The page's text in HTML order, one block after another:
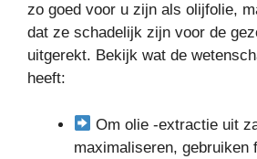
zo goed voor u zijn als olijfolie,
dat ze schadelijk zijn voor de
uitgerekt. Bekijk wat de
heeft:
Om olie -extractie uit
maximaliseren, gebruiken